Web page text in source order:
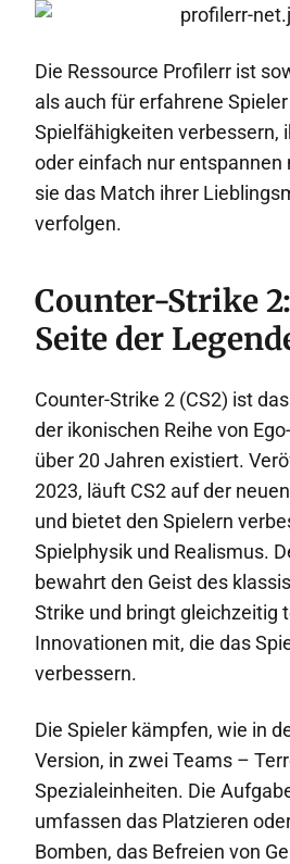
Die Ressource Profilerr ist
als auch für erfahrene
Spielfähigkeiten verbessern,
oder einfach nur entspannen
sie das Match ihrer
verfolgen.
Counter-Strike
Seite der
Counter-Strike 2 (CS2) ist
der ikonischen Reihe von
über 20 Jahren existiert.
2023, läuft CS2 auf der
und bietet den Spielern
Spielphysik und Realismus.
bewahrt den Geist des
Strike und bringt gleichzeitig
Innovationen mit, die das
verbessern.
Die Spieler kämpfen, wie in
Version, in zwei Teams –
Spezialeinheiten. Die
umfassen das Platzieren
Bomben, das Befreien von